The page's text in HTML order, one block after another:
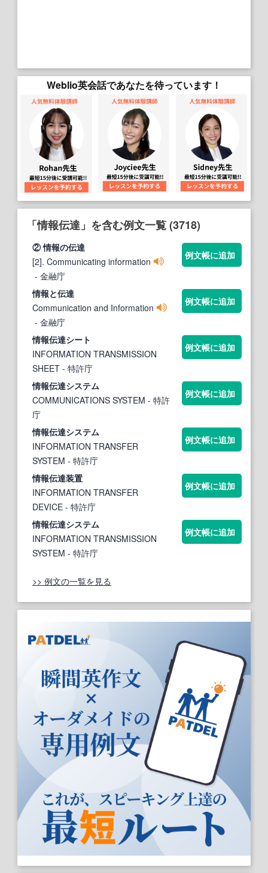
Weblio英会話であなたを待っています！
「情報伝達」を含む例文一覧 (3718)
②情報の伝達
[2]. Communicating information
- 金融庁
例文帳に追加
情報と伝達
Communication and Information
- 金融庁
例文帳に追加
情報伝達シート
INFORMATION TRANSMISSION
SHEET - 特許庁
例文帳に追加
情報伝達システム
COMMUNICATIONS SYSTEM - 特許
庁
例文帳に追加
情報伝達システム
INFORMATION TRANSFER
SYSTEM - 特許庁
例文帳に追加
情報伝達装置
INFORMATION TRANSFER
DEVICE - 特許庁
例文帳に追加
情報伝達システム
INFORMATION TRANSMISSION
SYSTEM - 特許庁
例文帳に追加
>> 例文の一覧を見る